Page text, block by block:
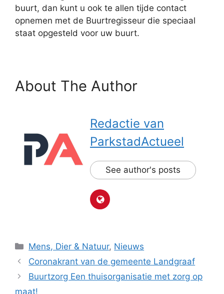
buurt, dan kunt u ook te allen tijde contact
opnemen met de Buurtregisseur die speciaal
staat opgesteld voor uw buurt.
About The Author
Redactie van
ParkstadActueel
See author's posts
Categorieën
Mens, Dier & Natuur, Nieuws
Coronakrant van de gemeente Landgraaf
Buurtzorg Een thuisorganisatie met zorg op
maat!